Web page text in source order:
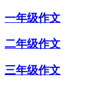
一年级作文
二年级作文
三年级作文